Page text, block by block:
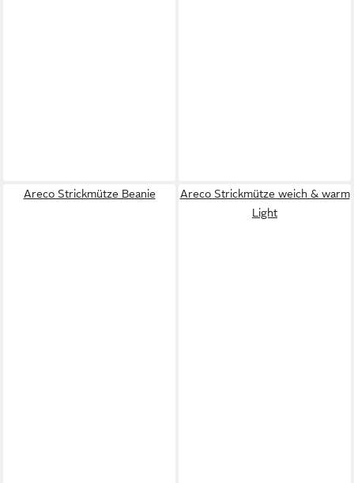
Areco Strickmütze Beanie
Areco Strickmütze weich & warm
Light